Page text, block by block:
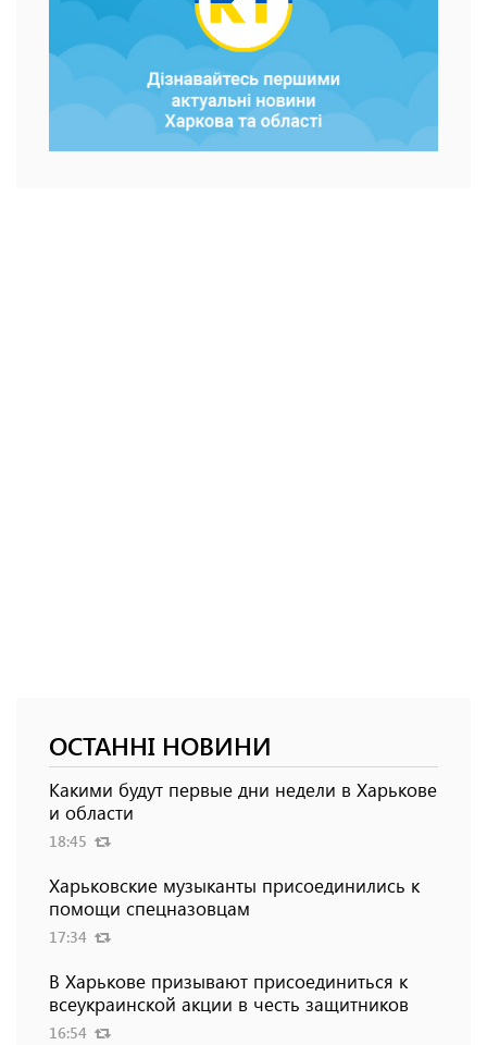
ОСТАННІ НОВИНИ
Какими будут первые дни недели в Харькове
и области
18:45
Харьковские музыканты присоединились к
помощи спецназовцам
17:34
В Харькове призывают присоединиться к
всеукраинской акции в честь защитников
16:54